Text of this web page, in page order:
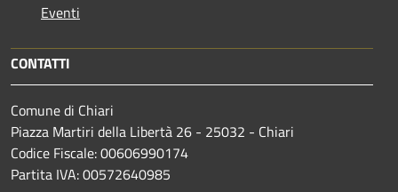
Eventi
CONTATTI
Comune di Chiari
Piazza Martiri della Libertà 26 - 25032 - Chiari
Codice Fiscale: 00606990174
Partita IVA: 00572640985